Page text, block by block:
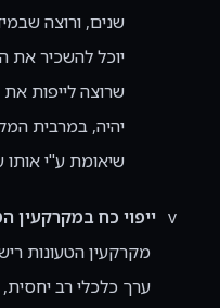
שנים, ורוצה
יוכל להשכיר את
שרוצה לייפות את
יהיה, במרבית
שיאומת ע"י אותו
v ייפוי כח במקרקעין
מקרקעין הטעונות
ערך כלכלי רב